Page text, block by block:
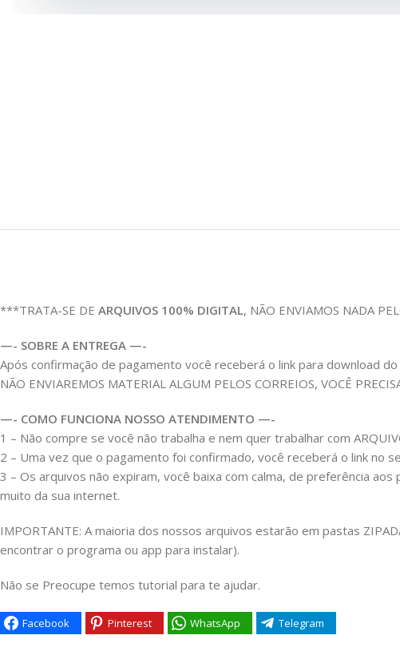
***TRATA-SE DE ARQUIVOS 100% DIGITAL, NÃO ENVIAMOS NADA
—- SOBRE A ENTREGA —-
Após confirmação de pagamento você receberá o link para download
NÃO ENVIAREMOS MATERIAL ALGUM PELOS CORREIOS, VOCÊ
—- COMO FUNCIONA NOSSO ATENDIMENTO —-
1 – Não compre se você não trabalha e nem quer trabalhar com
2 – Uma vez que o pagamento foi confirmado, você receberá o link no
3 – Os arquivos não expiram, você baixa com calma, de preferência
muito da sua internet.
IMPORTANTE: A maioria dos nossos arquivos estarão em pastas
encontrar o programa ou app para instalar).
Não se Preocupe temos tutorial para te ajudar.
Facebook Pinterest WhatsApp Telegram